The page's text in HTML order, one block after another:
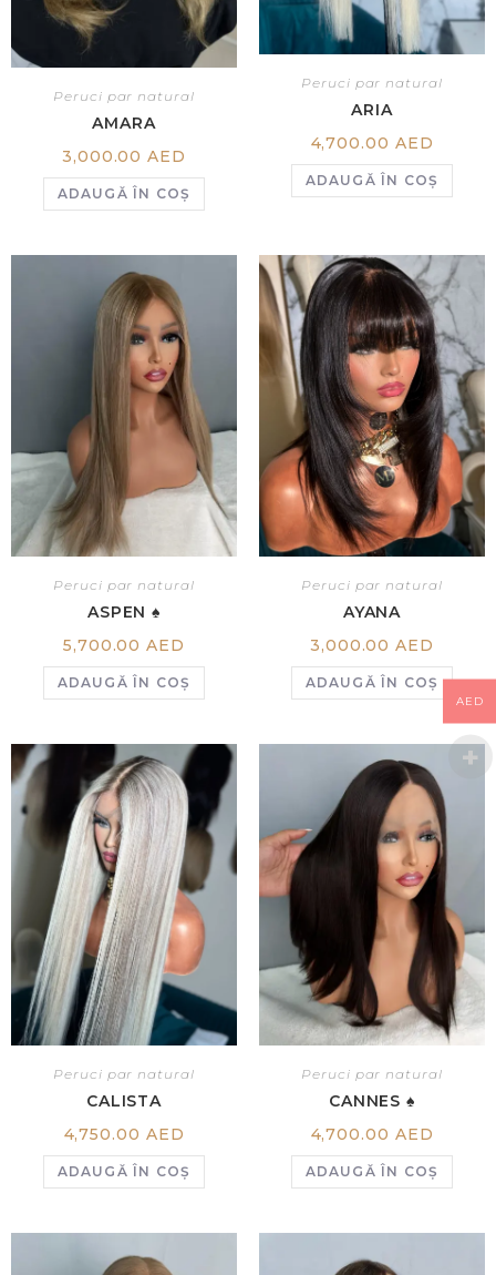
Peruci par natural
AMARA
3,000.00AED
ADAUGĂ ÎN COȘ
Peruci par natural
ARIA
4,700.00 AED
ADAUGĂ ÎN COȘ
Peruci par natural
ASPEN ♠️
5,700.00AED
ADAUGĂ ÎN COȘ
Peruci par natural
AYANA
3,000.00AED
ADAUGĂ ÎN COȘ
Peruci par natural
CALISTA
4,750.00 AED
ADAUGĂ ÎN COȘ
Peruci par natural
CANNES ♠️
4,700.00 AED
ADAUGĂ ÎN COȘ
AED